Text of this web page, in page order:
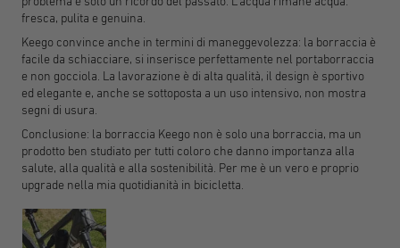
fresca, pulita e genuina.
Keego convince anche in termini di maneggevolezza: la borraccia è
facile da schiacciare, si inserisce perfettamente nel portaborraccia
e non gocciola. La lavorazione è di alta qualità, il design è sportivo
ed elegante e, anche se sottoposta a un uso intensivo, non mostra
segni di usura.
Conclusione: la borraccia Keego non è solo una borraccia, ma un
prodotto ben studiato per tutti coloro che danno importanza alla
salute, alla qualità e alla sostenibilità. Per me è un vero e proprio
upgrade nella mia quotidianità in bicicletta.